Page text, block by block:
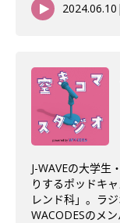
2024.06.10 |
J-WAVEの大学生
りするポッドキ
レンド科」。ラ
WACODESのメ